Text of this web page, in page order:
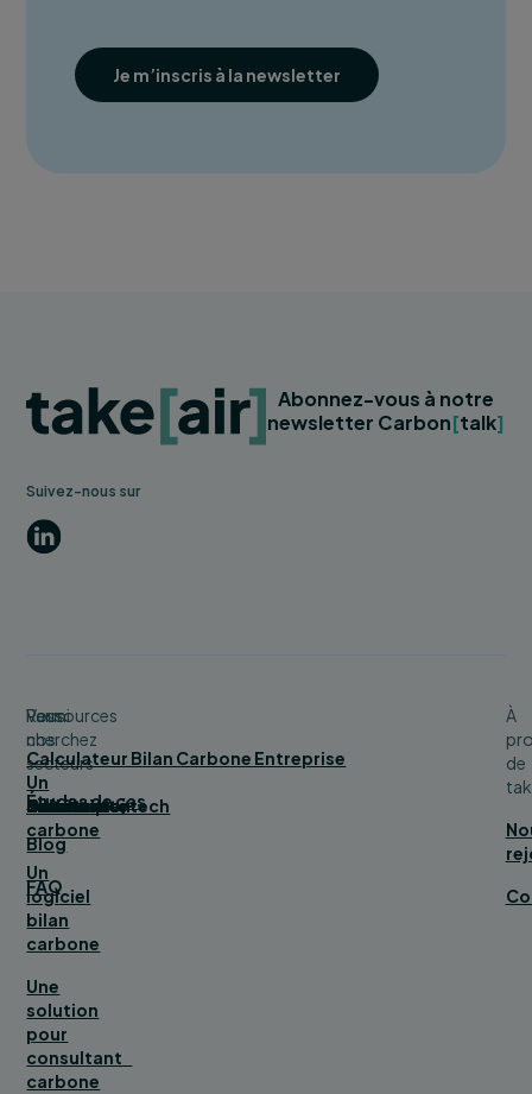
Je m’inscris à la newsletter
Suivez-nous sur
LinkedIn
Abonnez-vous à notre
newsletter Carbon[talk]
Vous
cherchez
Un
bilan
carbone
Un
logiciel
bilan
carbone
Une
solution
pour
consultant
carbone
Parmi
nos
secteurs
Bâtiment
Service
Tourisme
Distribution
Industrie
Numérique/tech
Collectivité
Ressources
Calculateur Bilan Carbone Entreprise
Études de cas
Blog
FAQ
À
de